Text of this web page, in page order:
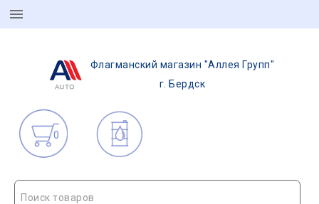
Флагманский магазин "Аллея Групп"
г. Бердск
0
Поиск товаров